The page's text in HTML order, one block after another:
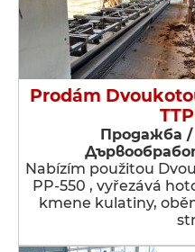
Prodám
Продажба /
Nabízím použitou
PP-550 , vyřezává
kmene kulatiny,